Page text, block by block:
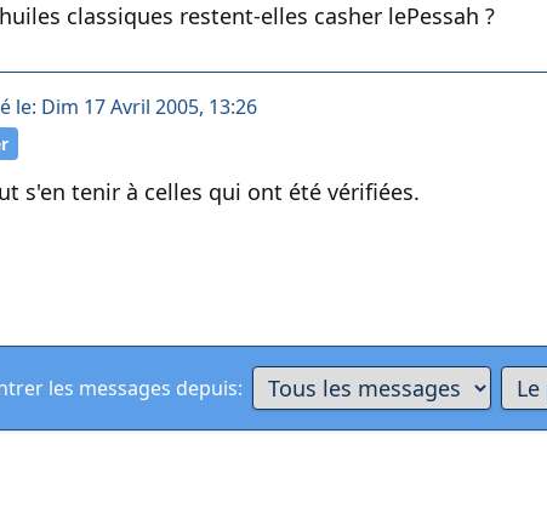
classiques restent-elles casher lePessah ?
le: Dim 17 Avril 2005, 13:26
s'en tenir à celles qui ont été vérifiées.
les messages depuis: